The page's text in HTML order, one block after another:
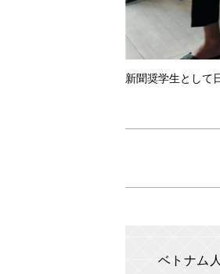
新聞奨学生として
ベトナム